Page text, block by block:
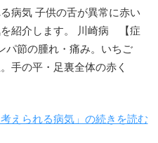
病気 子供の舌が異常に赤い
を紹介します。 川崎病 【症
パ節の腫れ・痛み。いちご
手の平・足裏全体の赤く
えられる病気」の続きを読む